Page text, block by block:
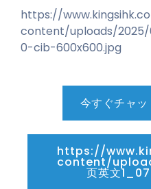
https://
content/uploads/2025/
0-cib-600x600.jpg
今すぐチャ
https://
content/
页英文